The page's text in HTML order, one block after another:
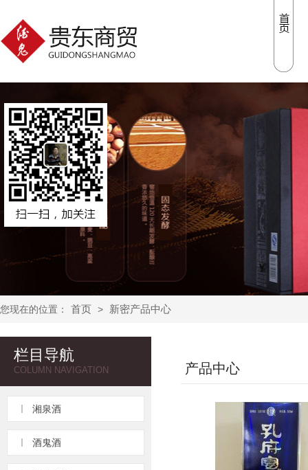
您现在的位置： 首页 > 新密产品中心
栏目导航
COLUMN NAVIGATION
湘泉酒
酒鬼酒
产品中心